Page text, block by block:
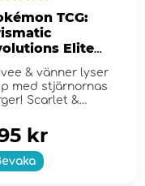
TCG:
Elite
& vänner lyser
med stjärnornas
Scarlet &
kr